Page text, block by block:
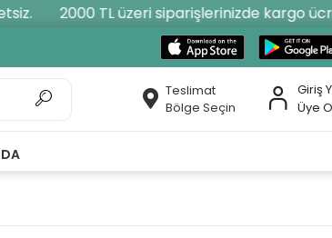
2000 TL üzeri siparişlerinizde kargo
Teslimat
Bölge Seçin
Giriş
Üye